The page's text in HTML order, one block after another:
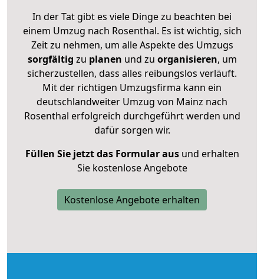
In der Tat gibt es viele Dinge zu beachten bei
einem Umzug nach Rosenthal. Es ist wichtig, sich
Zeit zu nehmen, um alle Aspekte des Umzugs
sorgfältig zu planen und zu organisieren, um
sicherzustellen, dass alles reibungslos verläuft.
Mit der richtigen Umzugsfirma kann ein
deutschlandweiter Umzug von Mainz nach
Rosenthal erfolgreich durchgeführt werden und
dafür sorgen wir.
Füllen Sie jetzt das Formular ausund erhalten
Sie kostenlose Angebote
Kostenlose Angebote erhalten